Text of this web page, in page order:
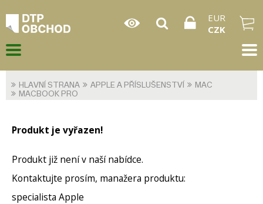
EUR
CZK
HLAVNÍ STRANA APPLE A PŘÍSLUŠENSTVÍ
MAC
MACBOOK PRO
Produkt je vyřazen!
Produkt již není v naší nabídce.
Kontaktujte prosím, manažera produktu:
specialista Apple